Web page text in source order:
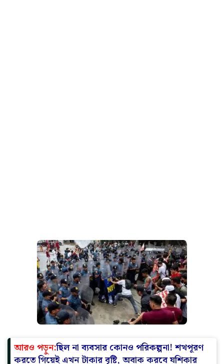
আরও পড়ুন:ছিল না ব্যবসার কোনও পরিকল্পনা! শখপূরণ
করতে গিয়েই এখন টাকার বৃষ্টি, অবাক করবে যশিকার